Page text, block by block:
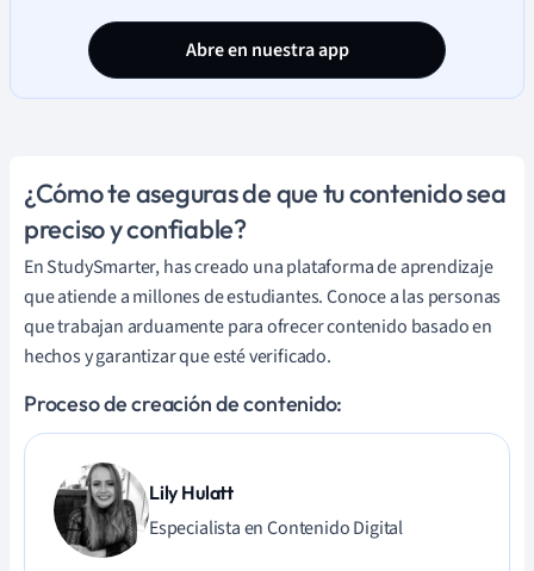
Abre en nuestra app
¿Cómo te aseguras de que tu contenido sea
preciso y confiable?
En StudySmarter, has creado una plataforma de aprendizaje
que atiende a millones de estudiantes. Conoce a las personas
que trabajan arduamente para ofrecer contenido basado en
hechos y garantizar que esté verificado.
Proceso de creación de contenido:
Lily Hulatt
Especialista en Contenido Digital